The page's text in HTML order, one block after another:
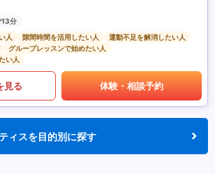
13分
人
隙間時間を活用したい人
運動不足を解消したい人
グループレッスンで始めたい人
い人
見る 体験・相談予約
ィスを目的別に探す